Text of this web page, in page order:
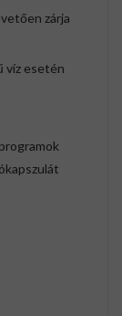
zárja
víz esetén